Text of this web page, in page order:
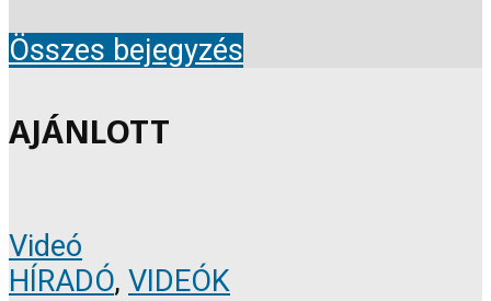
Összes bejegyzés
AJÁNLOTT
Videó
HÍRADÓ, VIDEÓK